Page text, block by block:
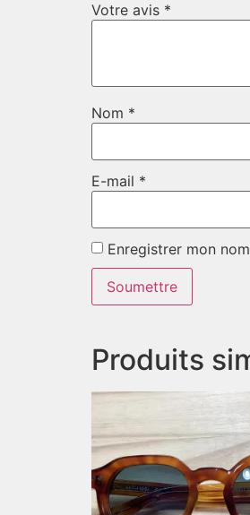
Votre avis *
Nom *
E-mail *
Enregistrer mon
Produits